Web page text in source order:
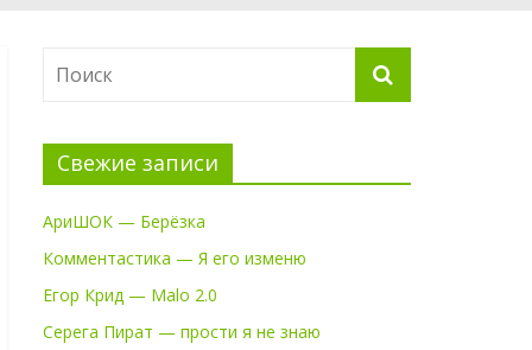
Свежие записи
АриШОК — Берёзка
Комментастика — Я его изменю
Егор Крид — Malo 2.0
Серега Пират — прости я не знаю